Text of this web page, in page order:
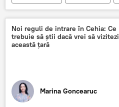
Occident
independență
Noi reguli de intrare în Cehia: Ce
trebuie să știi dacă vrei să vizitezi
această țară
Marina Goncearuc